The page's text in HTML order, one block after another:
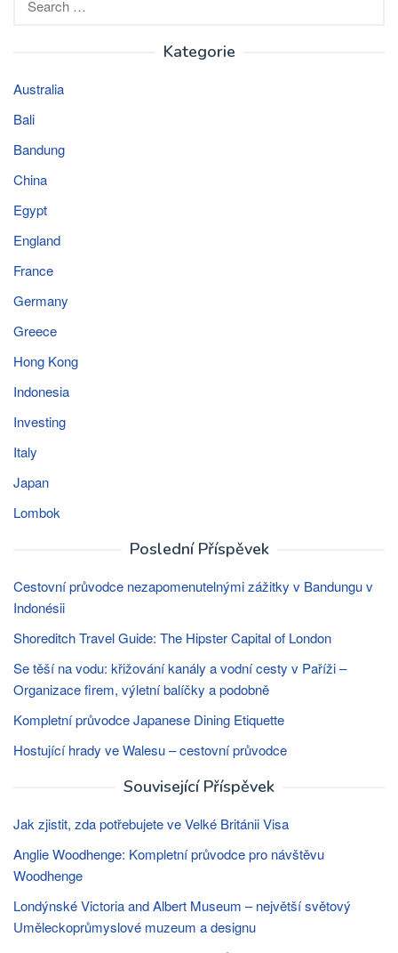
for:
Kategorie
Australia
Bali
Bandung
China
Egypt
England
France
Germany
Greece
Hong Kong
Indonesia
Investing
Italy
Japan
Lombok
Poslední Příspěvek
Cestovní průvodce nezapomenutelnými zážitky v Bandungu v
Indonésii
Shoreditch Travel Guide: The Hipster Capital of London
Se těší na vodu: křižování kanály a vodní cesty v Paříži –
Organizace firem, výletní balíčky a podobně
Kompletní průvodce Japanese Dining Etiquette
Hostující hrady ve Walesu – cestovní průvodce
Související Příspěvek
Jak zjistit, zda potřebujete ve Velké Británii Visa
Anglie Woodhenge: Kompletní průvodce pro návštěvu
Woodhenge
Londýnské Victoria and Albert Museum – největší světový
Uměleckoprůmyslové muzeum a designu